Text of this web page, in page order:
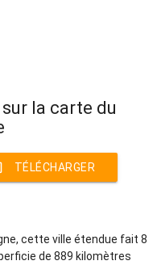
la carte du
TÉLÉCHARGER
cette ville étendue fait 8
de 889 kilomètres